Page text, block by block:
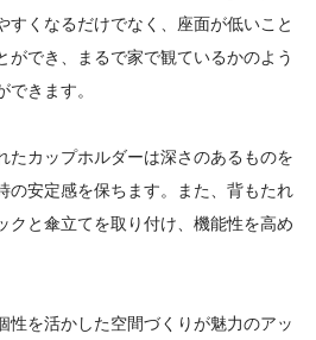
すくなるだけでなく、座面が低いこと
ができ、まるで家で観ているかのよう
きます。
たカップホルダーは深さのあるものを
の安定感を保ちます。また、背もたれ
クと傘立てを取り付け、機能性を高め
性を活かした空間づくりが魅力のアッ